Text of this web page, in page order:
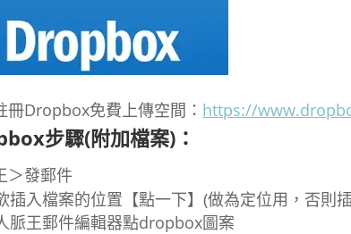
冊Dropbox免費上傳空間： https://
步驟(附加檔案)：
＞發郵件
插入檔案的位置【點一下】(做為定位用，否則
脈王郵件編輯器點dropbox圖案